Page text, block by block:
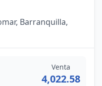
Barranquilla,
Venta
4,022.58